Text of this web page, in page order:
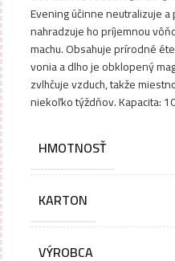
Evening účinne neutralizuje
nahradzuje ho príjemnou
machu. Obsahuje prírodné
vonia a dlho je obklopený
zvlhčuje vzduch, takže
niekoľko týždňov. Kapacita:
HMOTNOSŤ
KARTON
VÝROBCA